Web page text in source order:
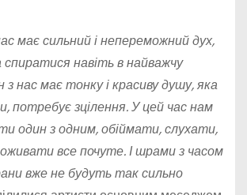
має сильний і непереможний дух,
навіть в найважчу
з нас має тонку і красиву душу, яка
потребує зцілення. У цей час нам
один з одним, обіймати, слухати,
все почуте. І шрами з часом
вже не будуть так сильно